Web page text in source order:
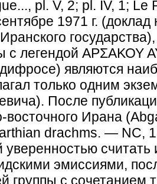
pl. V, 2; pl. IV, 1; Le
1971 г.
с легендой ΑΡΣΑΚΟΥ
являются
только одним
После
восточного Ирана
drachms. — NC,
уверенностью
эмиссиями,
группы с сочетанием